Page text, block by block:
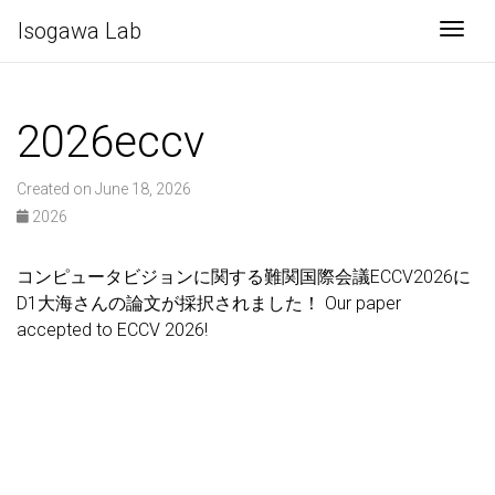
Isogawa Lab
2026eccv
Created on June 18, 2026
2026
コンピュータビジョンに関する難関国際会議ECCV2026に
D1大海さんの論文が採択されました！ Our paper
accepted to ECCV 2026!